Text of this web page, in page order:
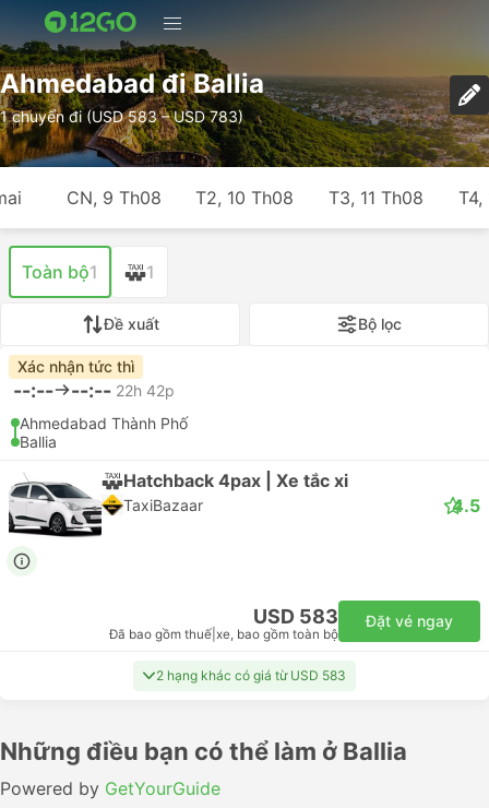
Ahmedabad đi Ballia
1 chuyến đi (USD 583 – USD 783)
CN, 9 Th08 T2, 10 Th08 T3, 11 Th08 T4,
Toàn bộ1 1
Đề xuất Bộ lọc
Xác nhận tức thì
--:-- --:-- 22h 42p
Ahmedabad Thành Phố
Ballia
Hatchback 4pax | Xe tắc xi
TaxiBazaar 4.5
USD 583
Đã bao gồm thuế xe, bao gồm toàn bộ
Đặt vé ngay
2 hạng khác có giá từ USD 583
Những điều bạn có thể làm ở Ballia
Powered by GetYourGuide